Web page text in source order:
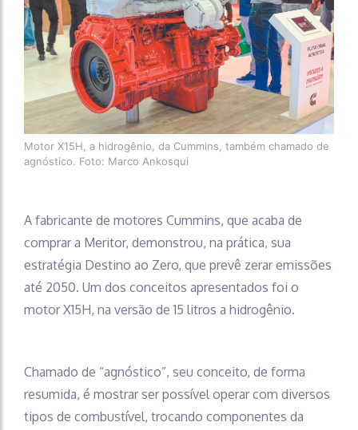
Motor X15H, a hidrogênio, da Cummins, também chamado de
agnóstico. Foto: Marco Ankosqui
A fabricante de motores Cummins, que acaba de
comprar a Meritor, demonstrou, na prática, sua
estratégia Destino ao Zero, que prevê zerar emissões
até 2050. Um dos conceitos apresentados foi o
motor X15H, na versão de 15 litros a hidrogênio.
Chamado de “agnóstico”, seu conceito, de forma
resumida, é mostrar ser possível operar com diversos
tipos de combustível, trocando componentes da